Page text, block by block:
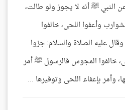
النبي ﷺ أنه لا يجوز ولو طالت،
وأعفوا اللحى، خالفوا
عليه الصلاة والسلام: جزوا
خالفوا المجوس فالرسول ﷺ أمر
وأمر بإعفاء اللحى وتوفيرها ...